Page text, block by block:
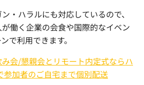
・ハラルにも対応しているので、
働く企業の会食や国際的なイベン
で利用できます。
会/懇親会とリモート内定式ならハ
参加者のご自宅まで個別配送